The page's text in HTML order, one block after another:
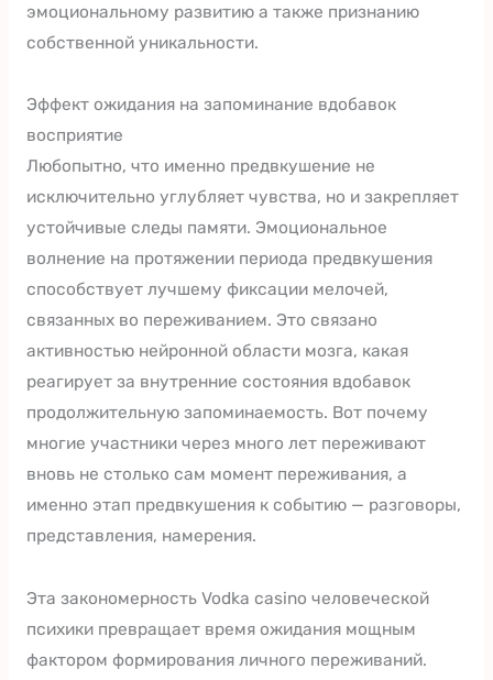
эмоциональному развитию а также признанию
собственной уникальности.
Эффект ожидания на запоминание вдобавок
восприятие
Любопытно, что именно предвкушение не
исключительно углубляет чувства, но и закрепляет
устойчивые следы памяти. Эмоциональное
волнение на протяжении периода предвкушения
способствует лучшему фиксации мелочей,
связанных во переживанием. Это связано
активностью нейронной области мозга, какая
реагирует за внутренние состояния вдобавок
продолжительную запоминаемость. Вот почему
многие участники через много лет переживают
вновь не столько сам момент переживания, а
именно этап предвкушения к событию — разговоры,
представления, намерения.
Эта закономерность Vodka casino человеческой
психики превращает время ожидания мощным
фактором формирования личного переживаний.